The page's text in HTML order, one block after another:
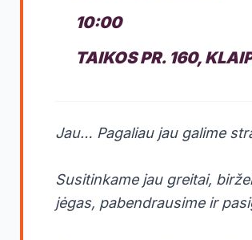
10:00
TAIKOS PR. 160,
Jau… Pagaliau jau galime
Susitinkame jau greitai,
jėgas, pabendrausime ir